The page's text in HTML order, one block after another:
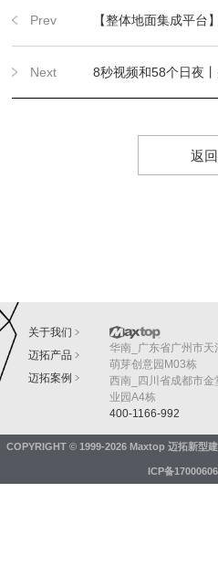
Prev
Next
返回
关于我们
迈拓产品
迈拓案例
华南_广东省广州市
萌芽创意园M03栋
西南_四川省成都市
业园A4栋
400-1166-992
COPYRIGHT © 1999-2026 Maxtop 迈拓新型
ICP备